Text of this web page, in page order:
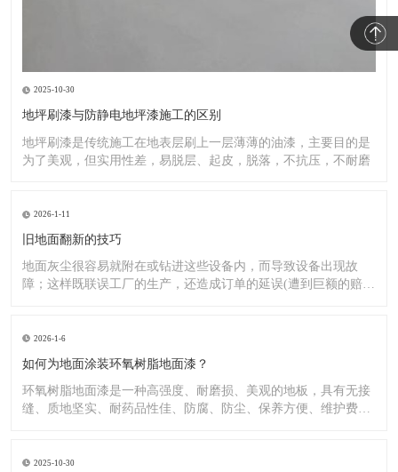
2025-10-30
地坪刷漆与防静电地坪漆施工的区别
地坪刷漆是传统施工在地表层刷上一层薄薄的油漆，主要目的是
为了美观，但实用性差，易脱层、起皮，脱落，不抗压，不耐磨
2026-1-11
旧地面翻新的技巧
地面灰尘很容易就附在或钻进这些设备内，而导致设备出现故
障；这样既联误工厂的生产，还造成订单的延误(遭到巨额的赔
2026-1-6
如何为地面涂装环氧树脂地面漆？
环氧树脂地面漆是一种高强度、耐磨损、美观的地板，具有无接
缝、质地坚实、耐药品性佳、防腐、防尘、保养方便、维护费用
2025-10-30